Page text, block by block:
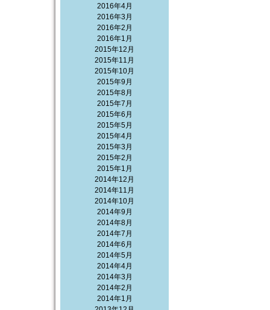
2016年4月
2016年3月
2016年2月
2016年1月
2015年12月
2015年11月
2015年10月
2015年9月
2015年8月
2015年7月
2015年6月
2015年5月
2015年4月
2015年3月
2015年2月
2015年1月
2014年12月
2014年11月
2014年10月
2014年9月
2014年8月
2014年7月
2014年6月
2014年5月
2014年4月
2014年3月
2014年2月
2014年1月